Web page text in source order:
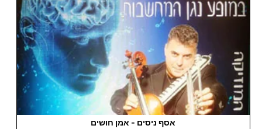
אסף ניסים - אמן חושים